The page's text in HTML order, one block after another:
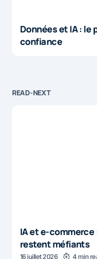
Données et IA : le
confiance
READ-NEXT
IA et e-commerce
restent méfiants
16 juillet 2026 4 min